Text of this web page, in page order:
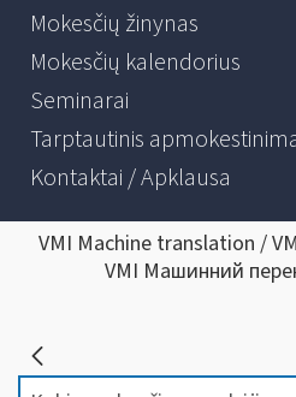
Mokesčių žinynas
Mokesčių kalendorius
Seminarai
Tarptautinis
Kontaktai / Apklausa
VMI Machine translation /
VMI Машинний